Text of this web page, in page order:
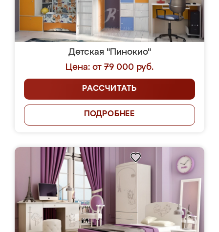
Детская "Пинокио"
Цена: от 79 000 руб.
РАССЧИТАТЬ
ПОДРОБНЕЕ